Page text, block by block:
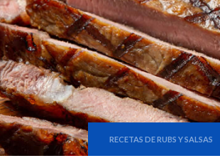
RECETAS DE RUBS Y SALSAS